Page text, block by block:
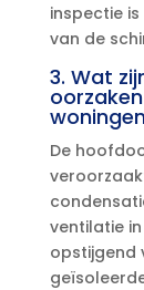
inspectie
van de
3.​ Wat
De
ventilatie
opstijgend